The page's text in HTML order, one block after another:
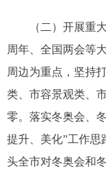
（二）开展重
周年、全国两会等
周边为重点，坚持
类、市容景观类、
零。落实冬奥会、
提升、美化”工作思
头全市对冬奥会和